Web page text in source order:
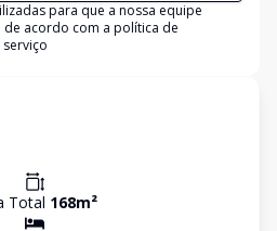
para que a nossa equipe
acordo com a política de
Total 168m²